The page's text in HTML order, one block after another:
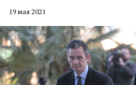
19 мая 2021